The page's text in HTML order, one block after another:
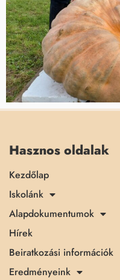
Hasznos oldalak
Kezdőlap
Iskolánk
Alapdokumentumok
Hírek
Beiratkozási információk
Eredményeink